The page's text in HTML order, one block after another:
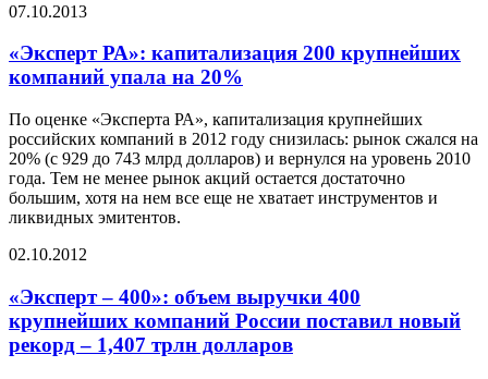
07.10.2013
«Эксперт РА»: капитализация 200 крупнейших
компаний упала на 20%
По оценке «Эксперта РА», капитализация крупнейших
российских компаний в 2012 году снизилась: рынок сжался на
20% (c 929 до 743 млрд долларов) и вернулся на уровень 2010
года. Тем не менее рынок акций остается достаточно
большим, хотя на нем все еще не хватает инструментов и
ликвидных эмитентов.
02.10.2012
«Эксперт – 400»: объем выручки 400
крупнейших компаний России поставил новый
рекорд – 1,407 трлн долларов